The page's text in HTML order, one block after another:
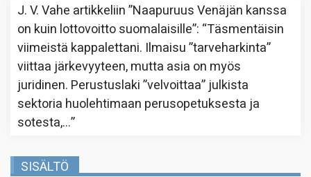
J. V. Vahe artikkeliin”Naapuruus Venäjän kanssa
on kuin lottovoitto suomalaisille”: “Täsmentäisin
viimeistä kappalettani. Ilmaisu ”tarveharkinta”
viittaa järkevyyteen, mutta asia on myös
juridinen. Perustuslaki ”velvoittaa” julkista
sektoria huolehtimaan perusopetuksesta ja
sotesta,…”
SISÄLTÖ